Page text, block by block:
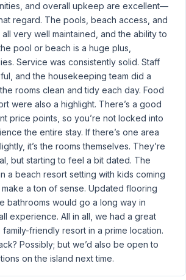
and overall upkeep are excellent—
regard. The pools, beach access, and
very well maintained, and the ability to
pool or beach is a huge plus,
Service was consistently solid. Staff
and the housekeeping team did a
rooms clean and tidy each day. Food
were also a highlight. There’s a good
price points, so you’re not locked into
the entire stay. If there’s one area
it’s the rooms themselves. They’re
but starting to feel a bit dated. The
a beach resort setting with kids coming
make a ton of sense. Updated flooring
bathrooms would go a long way in
experience. All in all, we had a great
family-friendly resort in a prime location.
Possibly; but we’d also be open to
on the island next time.